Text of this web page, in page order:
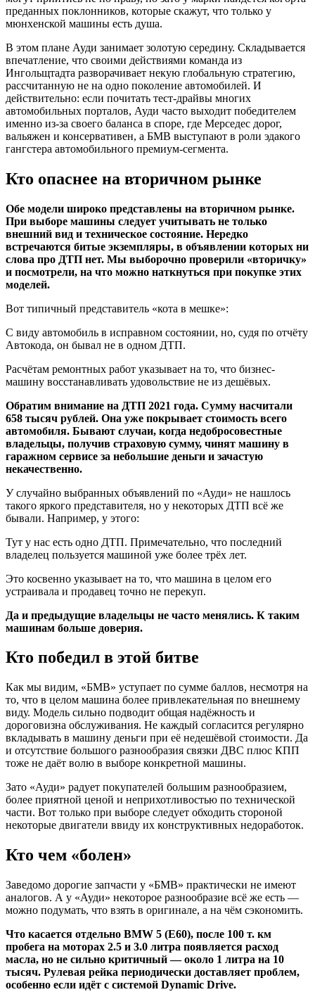
преданных поклонников, которые скажут, что только у
мюнхенской машины есть душа.
В этом плане Ауди занимает золотую середину. Складывается
впечатление, что своими действиями команда из
Ингольщтадта разворачивает некую глобальную стратегию,
рассчитанную не на одно поколение автомобилей. И
действительно: если почитать тест-драйвы многих
автомобильных порталов, Ауди часто выходит победителем
именно из-за своего баланса в споре, где Мерседес дорог,
вальяжен и консервативен, а БМВ выступают в роли эдакого
гангстера автомобильного премиум-сегмента.
Кто опаснее на вторичном рынке
Обе модели широко представлены на вторичном рынке.
При выборе машины следует учитывать не только
внешний вид и техническое состояние. Нередко
встречаются битые экземпляры, в объявлении которых ни
слова про ДТП нет. Мы выборочно проверили «вторичку»
и посмотрели, на что можно наткнуться при покупке этих
моделей.
Вот типичный представитель «кота в мешке»:
С виду автомобиль в исправном состоянии, но, судя по отчёту
Автокода, он бывал не в одном ДТП.
Расчётам ремонтных работ указывает на то, что бизнес-
машину восстанавливать удовольствие не из дешёвых.
Обратим внимание на ДТП 2021 года. Сумму насчитали
658 тысяч рублей. Она уже покрывает стоимость всего
автомобиля. Бывают случаи, когда недобросовестные
владельцы, получив страховую сумму, чинят машину в
гаражном сервисе за небольшие деньги и зачастую
некачественно.
У случайно выбранных объявлений по «Ауди» не нашлось
такого яркого представителя, но у некоторых ДТП всё же
бывали. Например, у этого:
Тут у нас есть одно ДТП. Примечательно, что последний
владелец пользуется машиной уже более трёх лет.
Это косвенно указывает на то, что машина в целом его
устраивала и продавец точно не перекуп.
Да и предыдущие владельцы не часто менялись. К таким
машинам больше доверия.
Кто победил в этой битве
Как мы видим, «БМВ» уступает по сумме баллов, несмотря на
то, что в целом машина более привлекательная по внешнему
виду. Модель сильно подводит общая надёжность и
дороговизна обслуживания. Не каждый согласится регулярно
вкладывать в машину деньги при её недешёвой стоимости. Да
и отсутствие большого разнообразия связки ДВС плюс КПП
тоже не даёт волю в выборе конкретной машины.
Зато «Ауди» радует покупателей большим разнообразием,
более приятной ценой и неприхотливостью по технической
части. Вот только при выборе следует обходить стороной
некоторые двигатели ввиду их конструктивных недоработок.
Кто чем «болен»
Заведомо дорогие запчасти у «БМВ» практически не имеют
аналогов. А у «Ауди» некоторое разнообразие всё же есть —
можно подумать, что взять в оригинале, а на чём сэкономить.
Что касается отдельно BMW 5 (E60), после 100 т. км
пробега на моторах 2.5 и 3.0 литра появляется расход
масла, но не сильно критичный — около 1 литра на 10
тысяч. Рулевая рейка периодически доставляет проблем,
особенно если идёт с системой Dynamic Drive.